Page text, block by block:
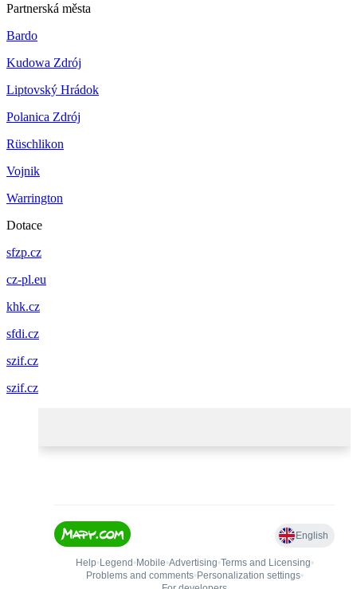
Partnerská města
Bardo
Kudowa Zdrój
Liptovský Hrádok
Polanica Zdrój
Rüschlikon
Vojnik
Warrington
Dotace
sfzp.cz
cz-pl.eu
khk.cz
sfdi.cz
szif.cz
szif.cz